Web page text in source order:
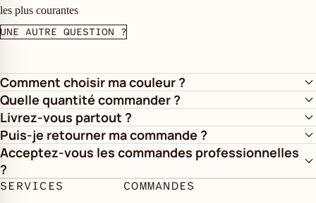
les plus courantes
UNE AUTRE QUESTION ?
Comment choisir ma couleur ?
Quelle quantité commander ?
Livrez-vous partout ?
Puis-je retourner ma commande ?
Acceptez-vous les commandes professionnelles
?
SERVICES COMMANDES